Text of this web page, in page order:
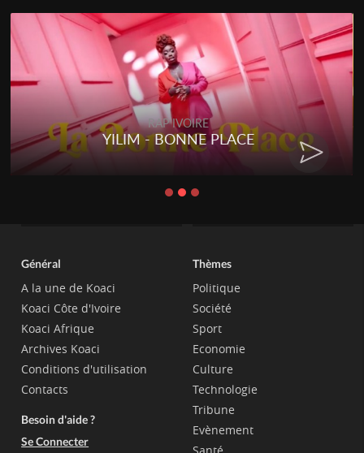
RAP IVOIRE
YILIM - BONNE PLACE
Général
A la une de Koaci
Koaci Côte d'Ivoire
Koaci Afrique
Archives Koaci
Conditions d'utilisation
Contacts
Besoin d'aide ?
Se Connecter
Thèmes
Politique
Société
Sport
Economie
Culture
Technologie
Tribune
Evènement